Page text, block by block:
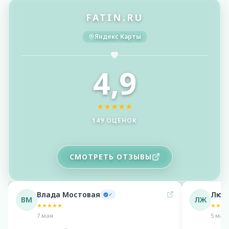
FATIN.RU
Яндекс Карты
4,9
★★★★★
149 ОЦЕНОК
СМОТРЕТЬ ОТЗЫВЫ
ЛЖ
Любовь Жерноклева
★★★★★
5 марта 2025
АР
★★
18